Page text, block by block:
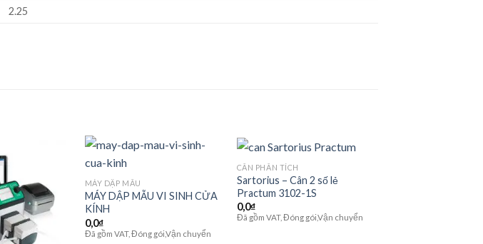
2.25
Add to
wishlist
Add to
MÁY DẬP MẪU
MÁY DẬP MẪU VI SINH CỬA
KÍNH
0,0₫
Đã gồm VAT, Đóng gói,Vận chuyển
CÂN PHÂN TÍCH
Sartorius – Cân 2 số lẻ
Practum 3102-1S
0,0₫
Đã gồm VAT, Đóng gói,Vận chuyển